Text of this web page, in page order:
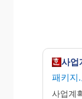
패키지
사업계